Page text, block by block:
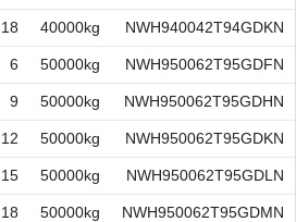
NWH940042T94GDKN
40000kg
18
NWH950062T95GDFN
50000kg
6
NWH950062T95GDHN
50000kg
9
NWH950062T95GDKN
50000kg
12
NWH950062T95GDLN
50000kg
15
NWH950062T95GDMN
50000kg
18